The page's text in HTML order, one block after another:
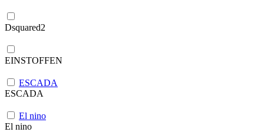
Dsquared2
EINSTOFFEN
ESCADA
ESCADA
El nino
El nino